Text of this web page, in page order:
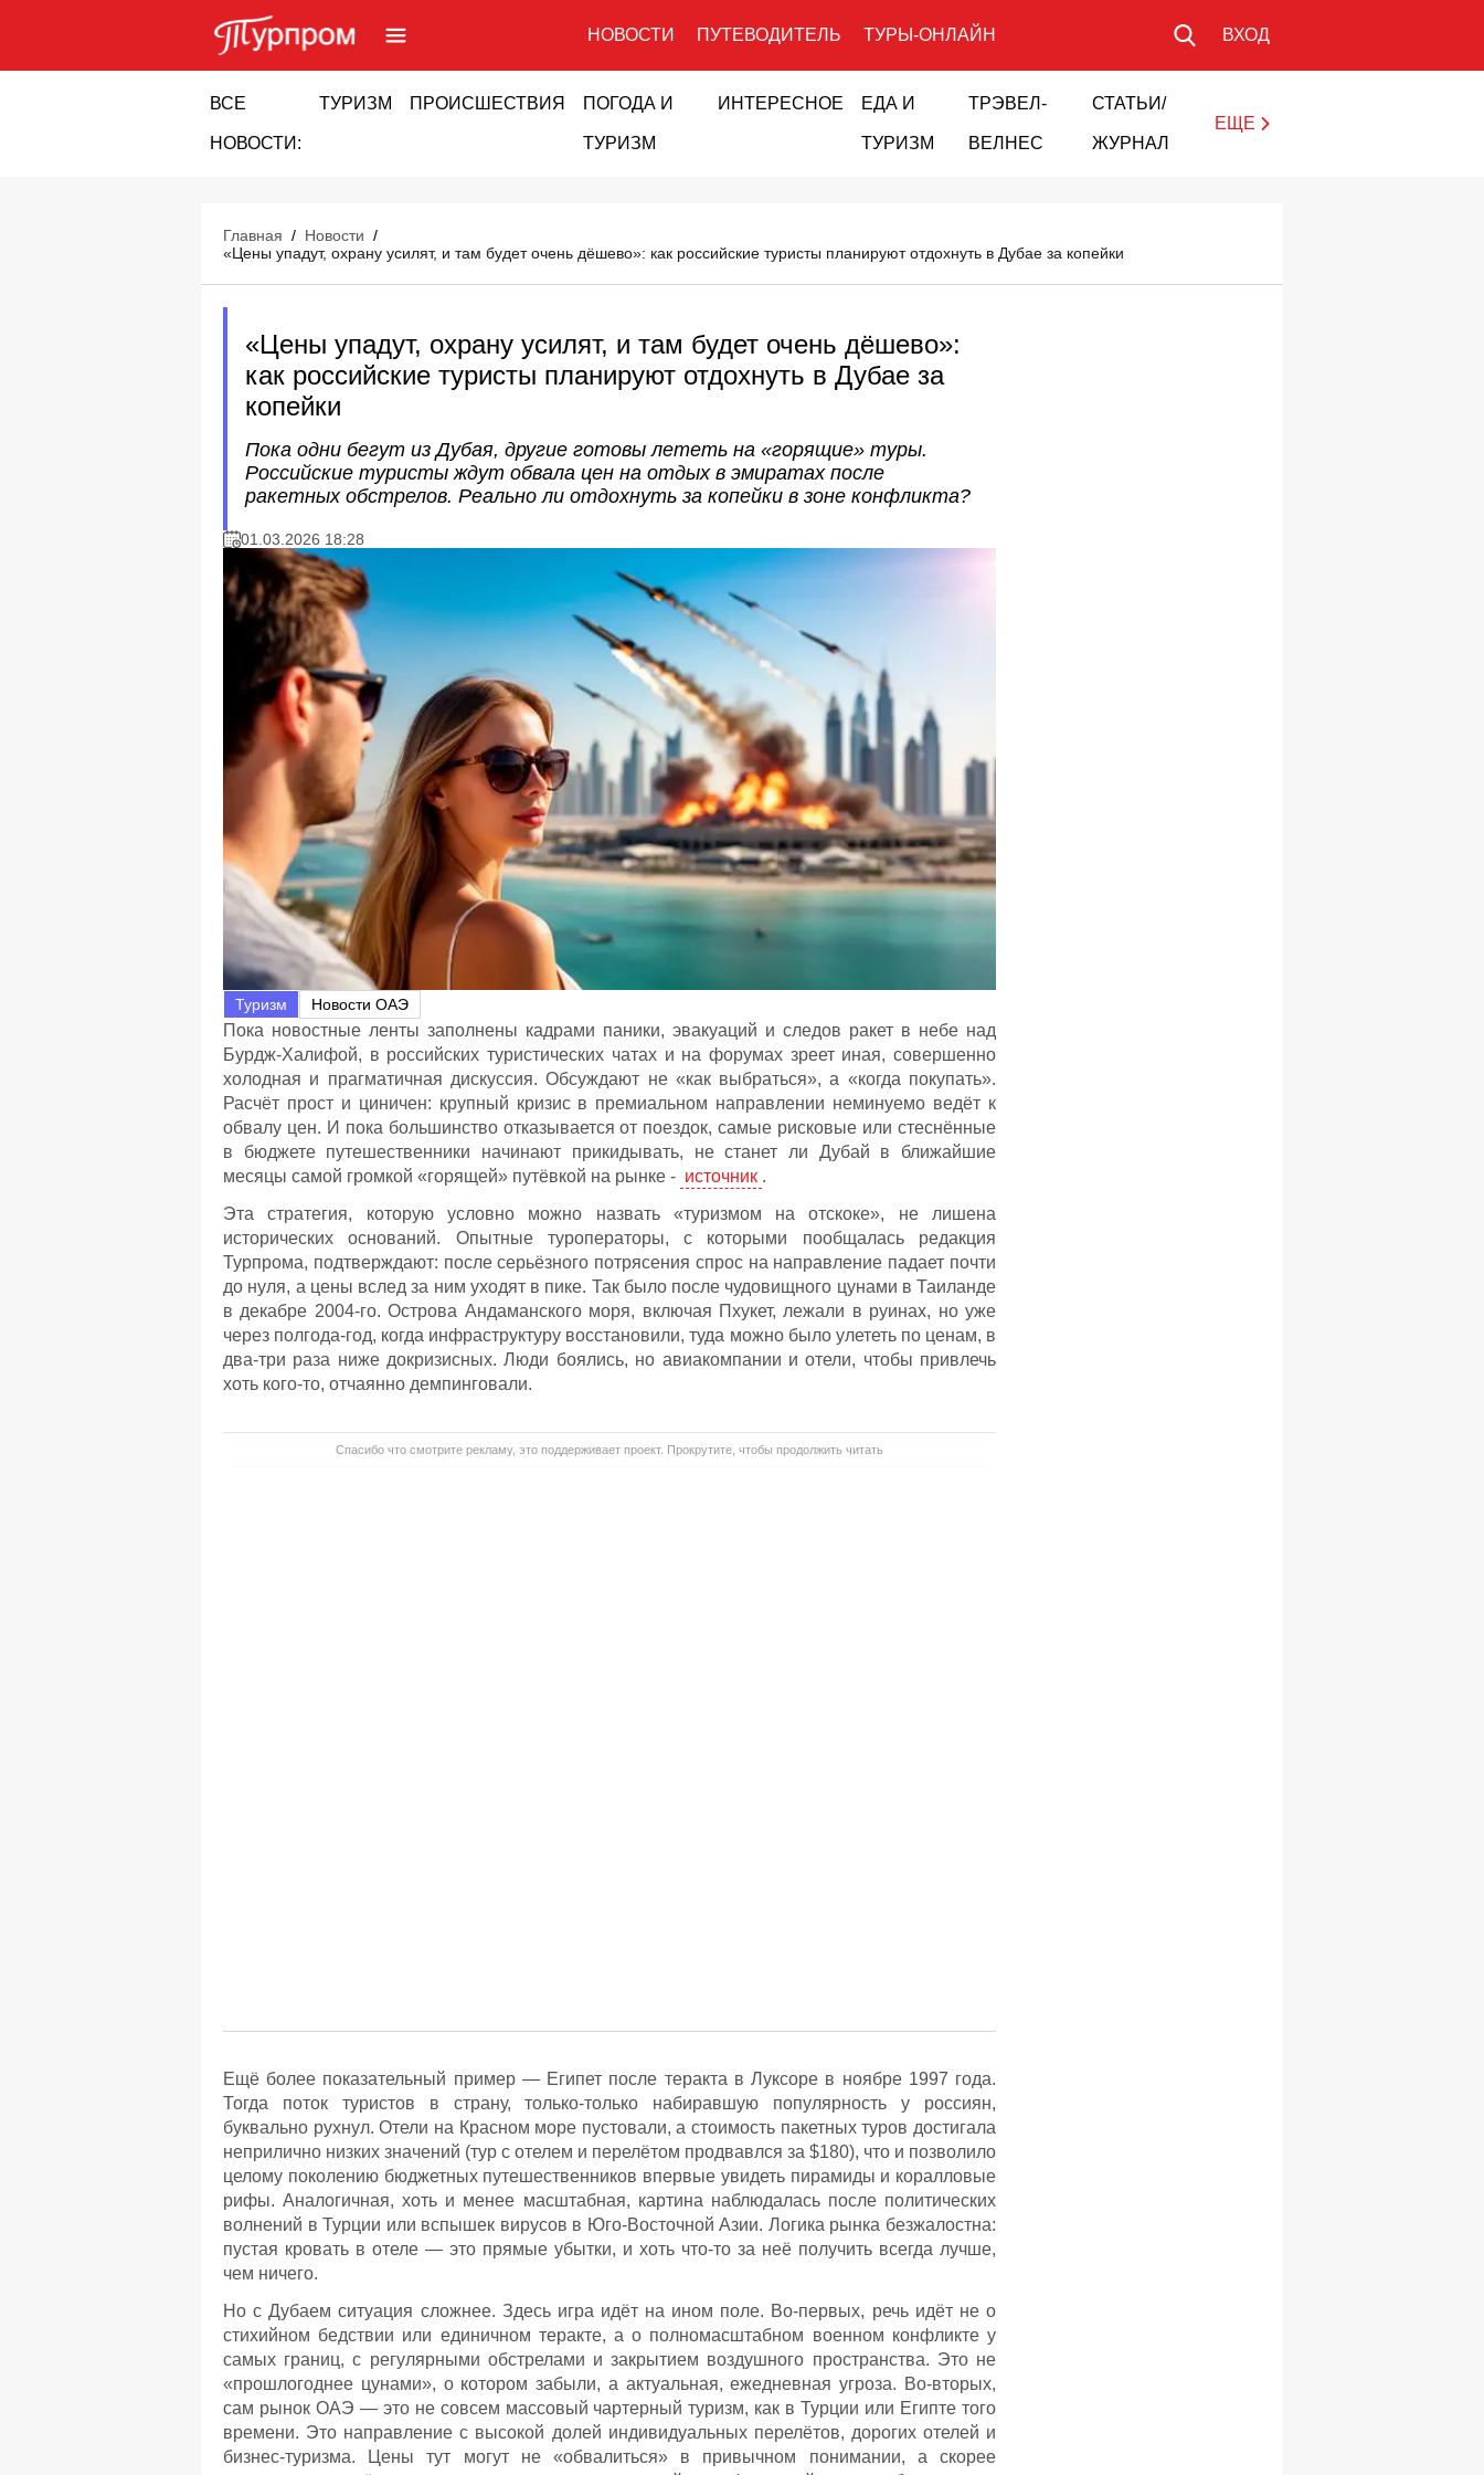
НОВОСТИ ПУТЕВОДИТЕЛЬ ТУРЫ-ОНЛАЙН ВХОД
ВСЕ
НОВОСТИ:
ТУРИЗМ ПРОИСШЕСТВИЯ ПОГОДА И
ТУРИЗМ
ИНТЕРЕСНОЕ ЕДА И
ТУРИЗМ
ТРЭВЕЛ-
ВЕЛНЕС
СТАТЬИ/
ЖУРНАЛ
ЕЩЕ
Главная / Новости /
«Цены упадут, охрану усилят, и там будет очень дёшево»: как российские туристы планируют отдохнуть в Дубае за копейки
«Цены упадут, охрану усилят, и там будет очень дёшево»:
как российские туристы планируют отдохнуть в Дубае за
копейки
Пока одни бегут из Дубая, другие готовы лететь на «горящие» туры.
Российские туристы ждут обвала цен на отдых в эмиратах после
ракетных обстрелов. Реально ли отдохнуть за копейки в зоне конфликта?
01.03.2026 18:28
Туризм Новости ОАЭ
Пока новостные ленты заполнены кадрами паники, эвакуаций и следов ракет в небе над
Бурдж-Халифой, в российских туристических чатах и на форумах зреет иная, совершенно
холодная и прагматичная дискуссия. Обсуждают не «как выбраться», а «когда покупать».
Расчёт прост и циничен: крупный кризис в премиальном направлении неминуемо ведёт к
обвалу цен. И пока большинство отказывается от поездок, самые рисковые или стеснённые
в бюджете путешественники начинают прикидывать, не станет ли Дубай в ближайшие
месяцы самой громкой «горящей» путёвкой на рынке - источник .
Эта стратегия, которую условно можно назвать «туризмом на отскоке», не лишена
исторических оснований. Опытные туроператоры, с которыми пообщалась редакция
Турпрома, подтверждают: после серьёзного потрясения спрос на направление падает почти
до нуля, а цены вслед за ним уходят в пике. Так было после чудовищного цунами в Таиланде
в декабре 2004-го. Острова Андаманского моря, включая Пхукет, лежали в руинах, но уже
через полгода-год, когда инфраструктуру восстановили, туда можно было улететь по ценам, в
два-три раза ниже докризисных. Люди боялись, но авиакомпании и отели, чтобы привлечь
хоть кого-то, отчаянно демпинговали.
Спасибо что смотрите рекламу, это поддерживает проект. Прокрутите, чтобы продолжить читать
Ещё более показательный пример — Египет после теракта в Луксоре в ноябре 1997 года.
Тогда поток туристов в страну, только-только набиравшую популярность у россиян,
буквально рухнул. Отели на Красном море пустовали, а стоимость пакетных туров достигала
неприлично низких значений (тур с отелем и перелётом продвавлся за $180), что и позволило
целому поколению бюджетных путешественников впервые увидеть пирамиды и коралловые
рифы. Аналогичная, хоть и менее масштабная, картина наблюдалась после политических
волнений в Турции или вспышек вирусов в Юго-Восточной Азии. Логика рынка безжалостна:
пустая кровать в отеле — это прямые убытки, и хоть что-то за неё получить всегда лучше,
чем ничего.
Но с Дубаем ситуация сложнее. Здесь игра идёт на ином поле. Во-первых, речь идёт не о
стихийном бедствии или единичном теракте, а о полномасштабном военном конфликте у
самых границ, с регулярными обстрелами и закрытием воздушного пространства. Это не
«прошлогоднее цунами», о котором забыли, а актуальная, ежедневная угроза. Во-вторых,
сам рынок ОАЭ — это не совсем массовый чартерный туризм, как в Турции или Египте того
времени. Это направление с высокой долей индивидуальных перелётов, дорогих отелей и
бизнес-туризма. Цены тут могут не «обвалиться» в привычном понимании, а скорее